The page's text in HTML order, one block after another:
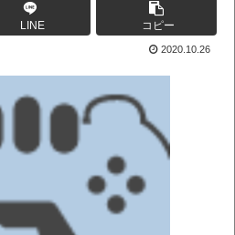
LINE コピー
2020.10.26